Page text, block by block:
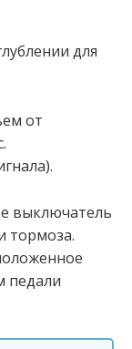
для
от
выключатель
тормоза.
педали